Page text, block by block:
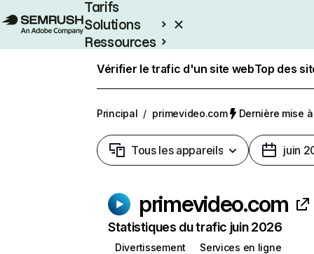
Tarifs
Solutions
Ressources
Vérifier le trafic d'un site webTop des
Principal / primevideo.com Dernière mise
Tous les appareils juin
primevideo.com
Statistiques du trafic juin 2026
Divertissement
Services en ligne